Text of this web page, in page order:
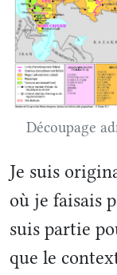
Découpage
Je suis
où je faisais
suis partie
que le